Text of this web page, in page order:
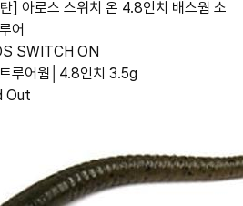
] 아로스 스위치 온 4.8인치 배스웜 소
어
SWITCH ON
루어웜│4.8인치 3.5g
Out